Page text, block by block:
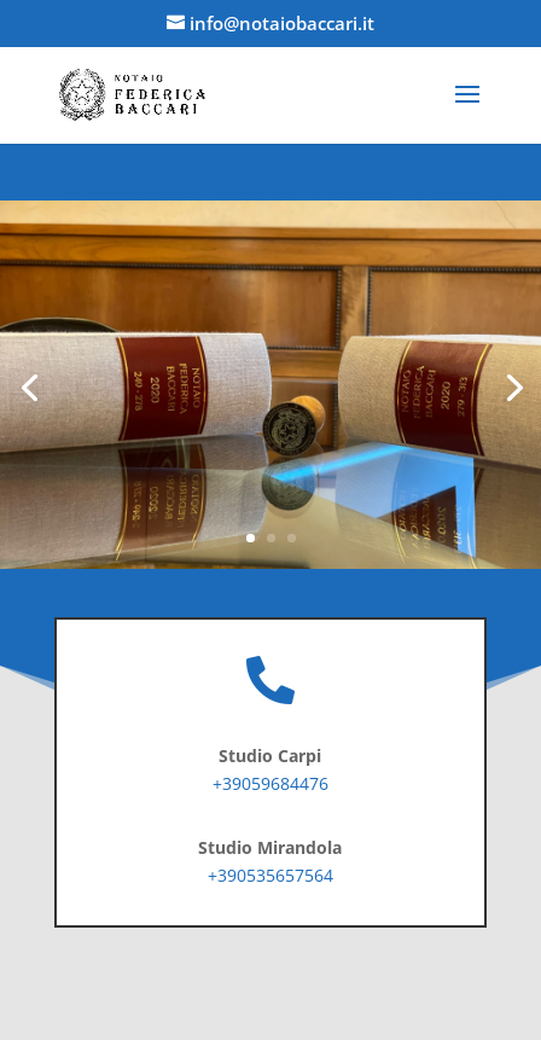
info@notaiobaccari.it

Studio Carpi
+39059684476
Studio Mirandola
+390535657564